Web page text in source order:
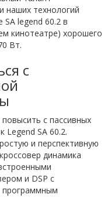
наших технологий
SA legend 60.2 в
кинотеатре) хорошего
Вт.
с
с пассивных
Legend SA 60.2.
и перспективную
динамика
и DSP с
программным